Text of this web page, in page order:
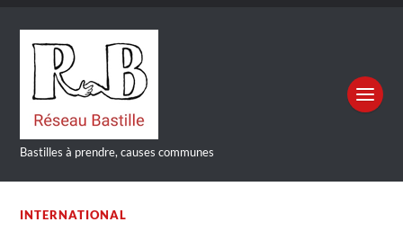
Bastilles à prendre, causes communes
INTERNATIONAL